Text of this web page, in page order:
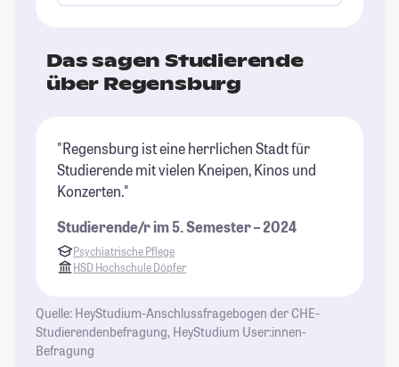
Das sagen Studierende
über Regensburg
"Regensburg ist eine herrlichen Stadt für
Studierende mit vielen Kneipen, Kinos und
Konzerten."
Studierende/r im 5. Semester – 2024
Psychiatrische Pflege
HSD Hochschule Döpfer
Quelle: HeyStudium-Anschlussfragebogen der CHE-
Studierendenbefragung, HeyStudium User:innen-
Befragung